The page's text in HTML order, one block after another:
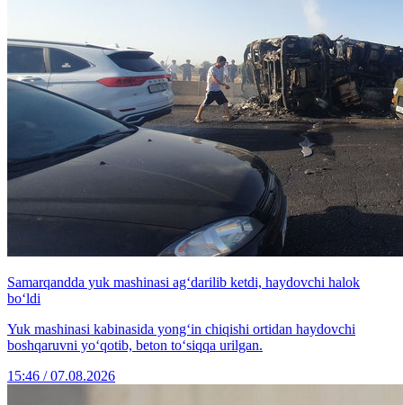
Samarqandda yuk mashinasi ag‘darilib ketdi, haydovchi halok
bo‘ldi
Yuk mashinasi kabinasida yong‘in chiqishi ortidan haydovchi
boshqaruvni yo‘qotib, beton to‘siqqa urilgan.
15:46 / 07.08.2026